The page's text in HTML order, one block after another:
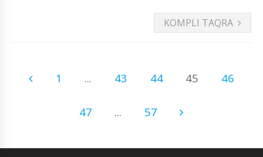
KOMPLI TAQRA
1 ... 43 44 45 46
47 ... 57